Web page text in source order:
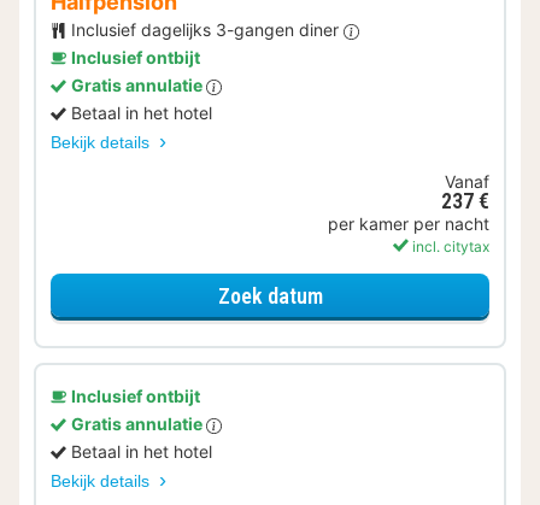
Inclusief dagelijks 3-gangen diner
Inclusief ontbijt
Gratis annulatie
Betaal in het hotel
Bekijk details
Vanaf
237 €
per kamer per nacht
incl. citytax
Zoek datumvoor Halfpension
Inclusief ontbijt
Gratis annulatie
Betaal in het hotel
Bekijk details